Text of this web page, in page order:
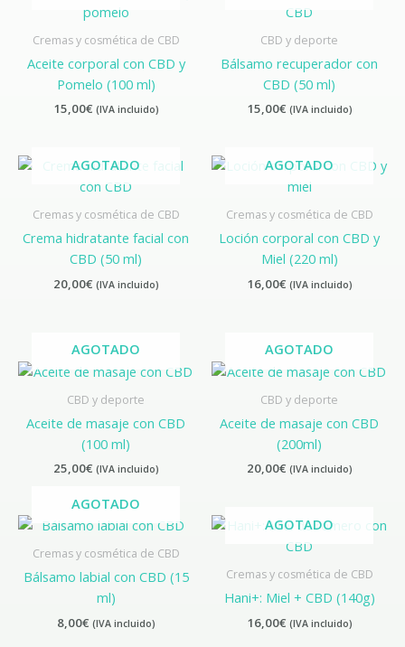
Cremas y cosmética de CBD
Aceite corporal con CBD y
Pomelo (100 ml)
15,00€ (IVA incluido)
CBD y deporte
Bálsamo recuperador con
CBD (50 ml)
15,00€ (IVA incluido)
AGOTADO
Cremas y cosmética de CBD
Crema hidratante facial con
CBD (50 ml)
20,00€ (IVA incluido)
AGOTADO
Cremas y cosmética de CBD
Loción corporal con CBD y
Miel (220 ml)
16,00€ (IVA incluido)
AGOTADO
CBD y deporte
Aceite de masaje con CBD
(100 ml)
25,00€ (IVA incluido)
AGOTADO
CBD y deporte
Aceite de masaje con CBD
(200ml)
20,00€ (IVA incluido)
AGOTADO
Cremas y cosmética de CBD
Bálsamo labial con CBD (15
ml)
8,00€ (IVA incluido)
AGOTADO
Cremas y cosmética de CBD
Hani+: Miel + CBD (140g)
16,00€ (IVA incluido)